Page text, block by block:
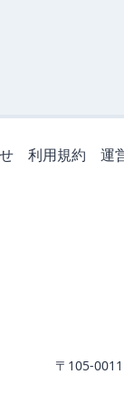
利用規約 運
〒105-